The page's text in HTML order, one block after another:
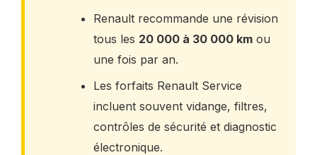
Renault recommande une révision
tous les 20 000 à 30 000 km ou
une fois par an.
Les forfaits Renault Service
incluent souvent vidange, filtres,
contrôles de sécurité et diagnostic
électronique.